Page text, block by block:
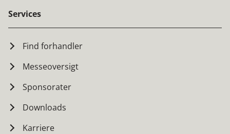
Services
Find forhandler
Messeoversigt
Sponsorater
Downloads
Karriere